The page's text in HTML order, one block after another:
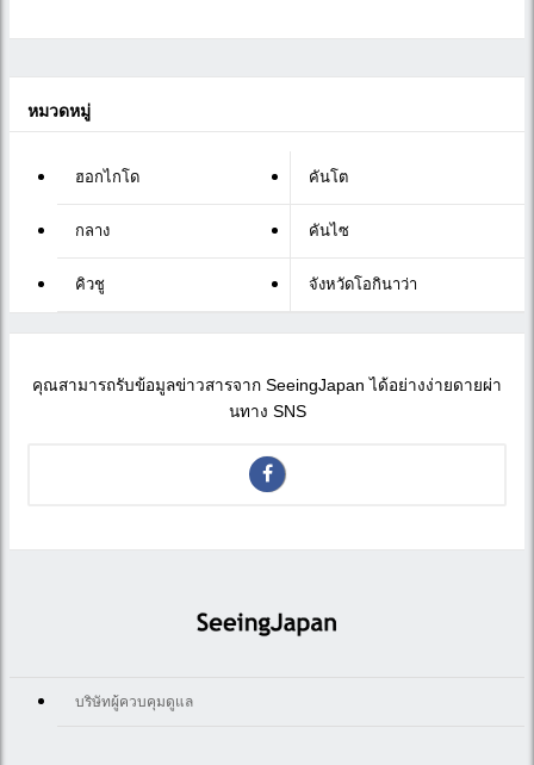
หมวดหมู่
ฮอกไกโด คันโต
กลาง คันไซ
คิวชู จังหวัดโอกินาว่า
คุณสามารถรับข้อมูลข่าวสารจาก SeeingJapan ได้อย่างง่ายดายผ่า
นทาง SNS
บริษัทผู้ควบคุมดูแล